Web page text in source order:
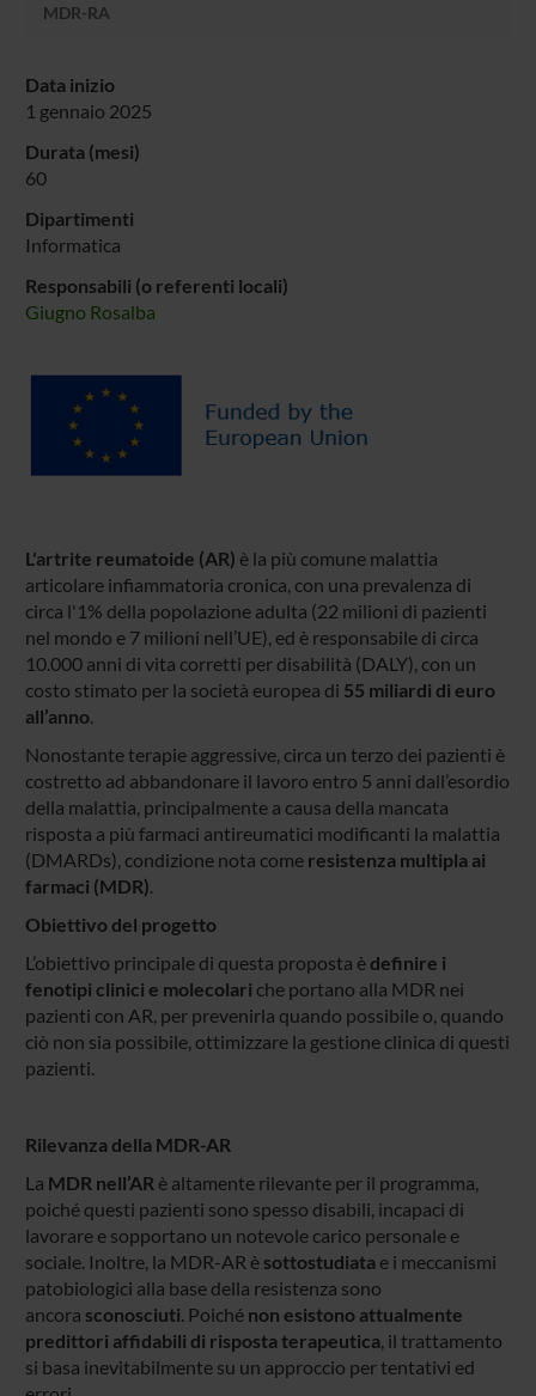
MDR-RA
Data inizio
1 gennaio 2025
Durata (mesi)
60
Dipartimenti
Informatica
Responsabili (o referenti locali)
Giugno Rosalba
L'artrite reumatoide (AR) è la più comune malattia
articolare infiammatoria cronica, con una prevalenza di
circa l'1% della popolazione adulta (22 milioni di pazienti
nel mondo e 7 milioni nell’UE), ed è responsabile di circa
10.000 anni di vita corretti per disabilità (DALY), con un
costo stimato per la società europea di 55 miliardi di euro
all’anno.
Nonostante terapie aggressive, circa un terzo dei pazienti è
costretto ad abbandonare il lavoro entro 5 anni dall’esordio
della malattia, principalmente a causa della mancata
risposta a più farmaci antireumatici modificanti la malattia
(DMARDs), condizione nota come resistenza multipla ai
farmaci (MDR).
Obiettivo del progetto
L’obiettivo principale di questa proposta è definire i
fenotipi clinici e molecolari che portano alla MDR nei
pazienti con AR, per prevenirla quando possibile o, quando
ciò non sia possibile, ottimizzare la gestione clinica di questi
pazienti.
Rilevanza della MDR-AR
La MDR nell’AR è altamente rilevante per il programma,
poiché questi pazienti sono spesso disabili, incapaci di
lavorare e sopportano un notevole carico personale e
sociale. Inoltre, la MDR-AR è sottostudiatae i meccanismi
patobiologici alla base della resistenza sono
ancora sconosciuti. Poiché non esistono attualmente
predittori affidabili di risposta terapeutica, il trattamento
si basa inevitabilmente su un approccio per tentativi ed